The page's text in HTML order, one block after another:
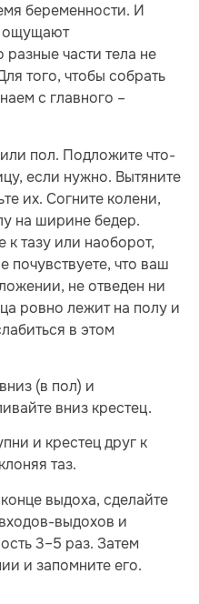
беременности. И
ощущают
разные части тела не
того, чтобы собрать
с главного –
пол. Подложите что-
если нужно. Вытяните
их. Согните колени,
на ширине бедер.
тазу или наоборот,
почувствуете, что ваш
не отведен ни
ровно лежит на полу и
в этом
(в пол) и
вниз крестец.
и крестец друг к
таз.
выдоха, сделайте
выдохов и
3–5 раз. Затем
и запомните его.